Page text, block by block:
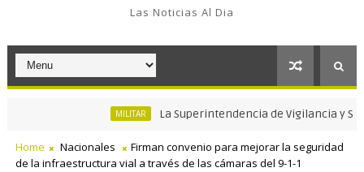
Las Noticias Al Dia
La Superintendencia de Vigilancia y
Home Nacionales
Firman convenio para mejorar la seguridad
de la infraestructura vial a través de las cámaras del 9-1-1